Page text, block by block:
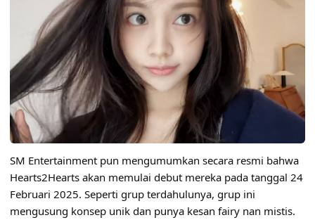
SM Entertainment pun mengumumkan secara resmi bahwa
Hearts2Hearts akan memulai debut mereka pada tanggal 24
Februari 2025. Seperti grup terdahulunya, grup ini
mengusung konsep unik dan punya kesan fairy nan mistis.